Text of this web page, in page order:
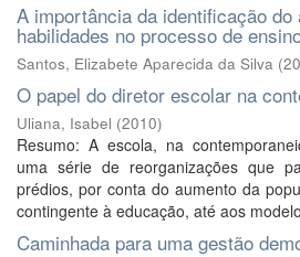
A importância da identificação do
habilidades no processo de
Santos, Elizabete Aparecida da Silva (
O papel do diretor escolar na
Uliana, Isabel (2010)
Resumo: A escola, na
uma série de reorganizações que
prédios, por conta do aumento da
contingente à educação, até aos
Caminhada para uma gestão